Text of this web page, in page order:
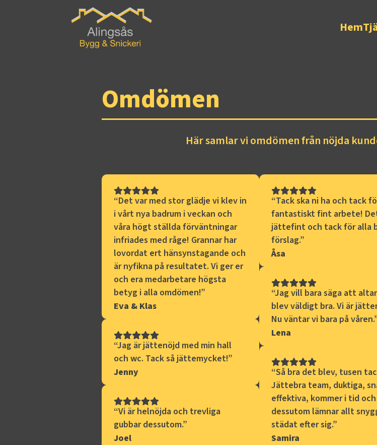
Hem
Omdömen
Här samlar vi omdömen från nöjda
“Det var med stor glädje vi klev in
i vårt nya badrum i veckan och
våra högt ställda förväntningar
infriades med råge! Grannar har
lovordat ert hänsynstagande och
är nyfikna på resultatet. Vi ger er
och era medarbetare högsta
betyg i alla omdömen!”
Eva & Klas
“Jag är jättenöjd med min hall
och wc. Tack så jättemycket!”
Jenny
“Vi är helnöjda och trevliga
gubbar dessutom.”
Joel
“Tack ska ni ha och tack
fantastiskt fint arbete!
jättefint och tack för alla
förslag.”
Åsa
“Jag vill bara säga att
blev väldigt bra. Vi är
Nu väntar vi bara på våren.
Lena
“Så bra det blev, tusen
Jättebra team, duktiga,
effektiva, kommer i tid och
dessutom lämnar allt
städat efter sig.”
Samira